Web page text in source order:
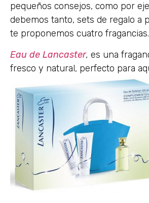
pequeños consejos, como por
debemos tanto, sets de regalo a
te proponemos cuatro fragancias.
Eau de Lancaster, es una
fresco y natural, perfecto para